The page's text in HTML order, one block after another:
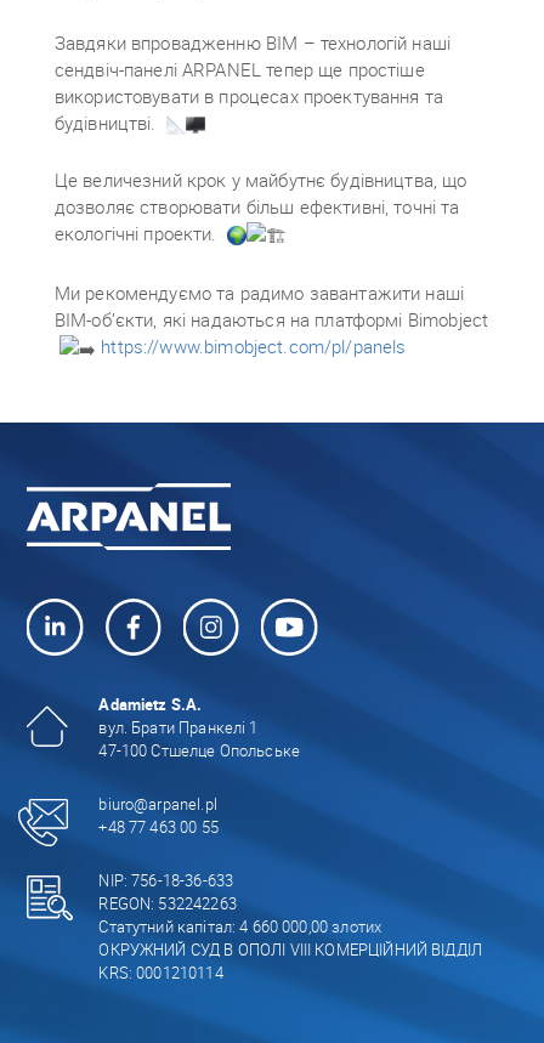
Завдяки впровадженню BIM – технологій наші
сендвіч-панелі ARPANEL тепер ще простіше
використовувати в процесах проектування та
будівництві.
Це величезний крок у майбутнє будівництва, що
дозволяє створювати більш ефективні, точні та
екологічні проекти.
Ми рекомендуємо та радимо завантажити наші
BIM-об’єкти, які надаються на платформі Bimobject
https://www.bimobject.com/pl/panels
Adamietz S.A.
вул. Брати Пранкелі 1
47-100 Стшелце Опольське
biuro@arpanel.pl
+48 77 463 00 55
NIP: 756-18-36-633
REGON: 532242263
Статутний капітал: 4 660 000,00 злотих
ОКРУЖНИЙ СУД В ОПОЛІ VIII КОМЕРЦІЙНИЙ ВІДДІЛ
KRS: 0001210114